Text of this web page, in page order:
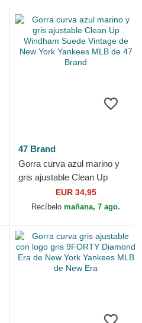
47 Brand
Gorra curva azul marino y
gris ajustable Clean Up
Windham Suede Vintage de
New York Yankees MLB...
EUR 34,95
Recíbelo mañana, 7 ago.